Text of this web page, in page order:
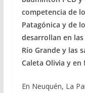
competencia de
Patagónica y de
desarrollan en
Río Grande y las
Caleta Olivia y en
En Neuquén, La